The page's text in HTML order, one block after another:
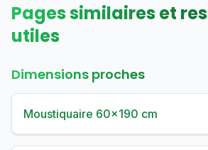
Pages similaires et
utiles
Dimensions proches
Moustiquaire 60×190 cm